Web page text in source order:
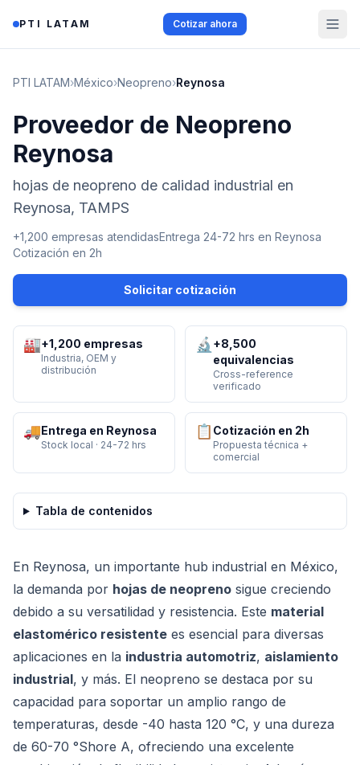
PTI LATAM Cotizar ahora
PTI LATAM›México›Neopreno›Reynosa
Proveedor de Neopreno
Reynosa
hojas de neopreno de calidad industrial en
Reynosa, TAMPS
+1,200 empresas atendidasEntrega 24-72 hrs en Reynosa
Cotización en 2h
Solicitar cotización
🏭+1,200 empresas
Industria, OEM y
distribución
🔬 +8,500
equivalencias
Cross-reference
verificado
🚚Entrega en Reynosa
Stock local · 24-72 hrs
📋 Cotización en 2h
Propuesta técnica +
comercial
Tabla de contenidos
En Reynosa, un importante hub industrial en México,
la demanda por hojas de neopreno sigue creciendo
debido a su versatilidad y resistencia. Este material
elastomérico resistente es esencial para diversas
aplicaciones en la industria automotriz, aislamiento
industrial, y más. El neopreno se destaca por su
capacidad para soportar un amplio rango de
temperaturas, desde -40 hasta 120 °C, y una dureza
de 60-70 °Shore A, ofreciendo una excelente